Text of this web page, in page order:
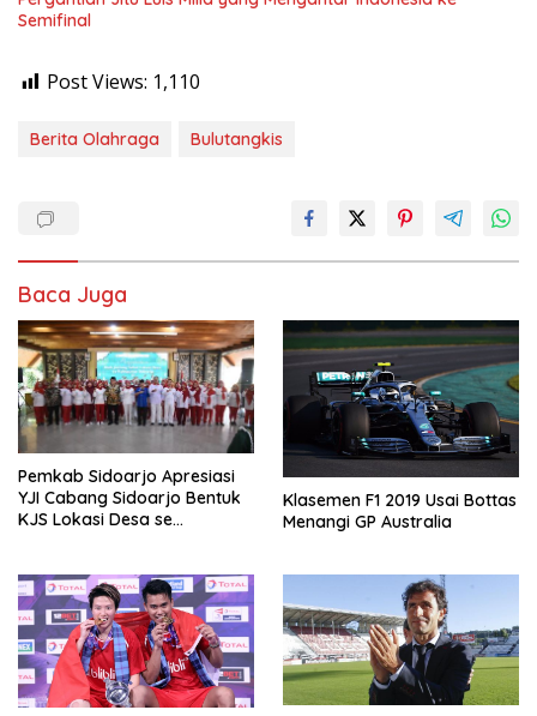
Semifinal
Post Views: 1,110
Berita Olahraga Bulutangkis
Baca Juga
Pemkab Sidoarjo Apresiasi
YJI Cabang Sidoarjo Bentuk
KJS Lokasi Desa se
Klasemen F1 2019 Usai Bottas
Menangi GP Australia